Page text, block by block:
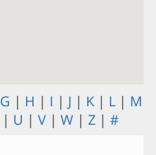
G | H | I | J | K | L | M
| U | V | W | Z | #